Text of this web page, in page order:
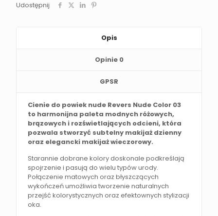
Udostępnij
Opis
Opinie 0
GPSR
Cienie do powiek nude Revers Nude Color 03
to harmonijna paleta modnych różowych,
brązowych i rozświetlających odcieni, która
pozwala stworzyć subtelny makijaż dzienny
oraz elegancki makijaż wieczorowy.
Starannie dobrane kolory doskonale podkreślają
spojrzenie i pasują do wielu typów urody.
Połączenie matowych oraz błyszczących
wykończeń umożliwia tworzenie naturalnych
przejść kolorystycznych oraz efektownych stylizacji
oka.